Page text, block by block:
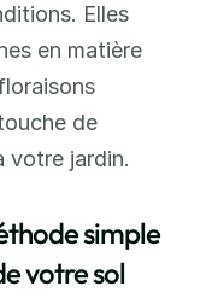
Elles
en matière
de
votre jardin.
simple
votre sol